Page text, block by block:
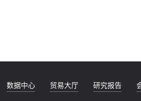
数据中心 贸易大厅 研究报告